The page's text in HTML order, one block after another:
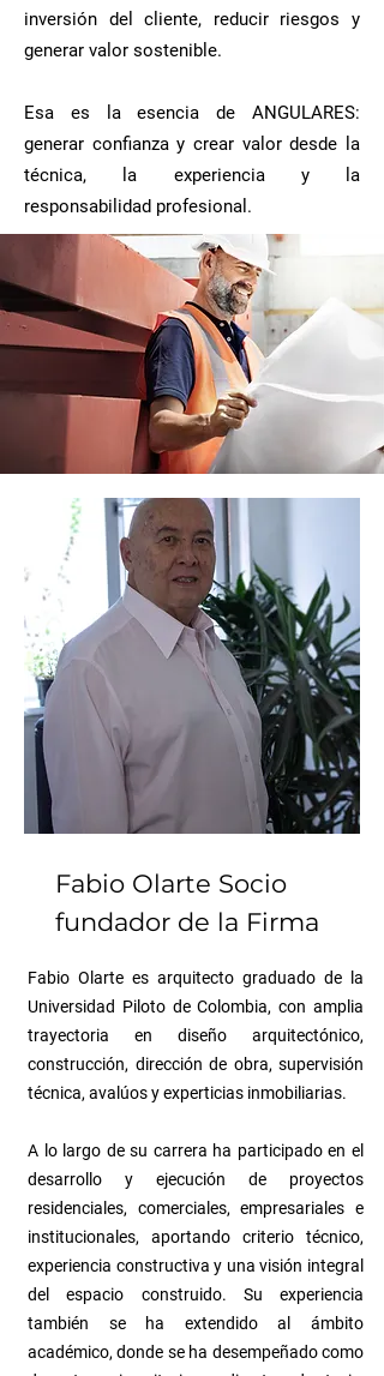
inversión del cliente, reducir riesgos y
generar valor sostenible.
Esa es la esencia de ANGULARES:
generar confianza y crear valor desde la
técnica, la experiencia y la
responsabilidad profesional.
Fabio Olarte Socio
fundador de la Firma
Fabio Olarte es arquitecto graduado de la
Universidad Piloto de Colombia, con amplia
trayectoria en diseño arquitectónico,
construcción, dirección de obra, supervisión
técnica, avalúos y experticias inmobiliarias.
A lo largo de su carrera ha participado en el
desarrollo y ejecución de proyectos
residenciales, comerciales, empresariales e
institucionales, aportando criterio técnico,
experiencia constructiva y una visión integral
del espacio construido. Su experiencia
también se ha extendido al ámbito
académico, donde se ha desempeñado como